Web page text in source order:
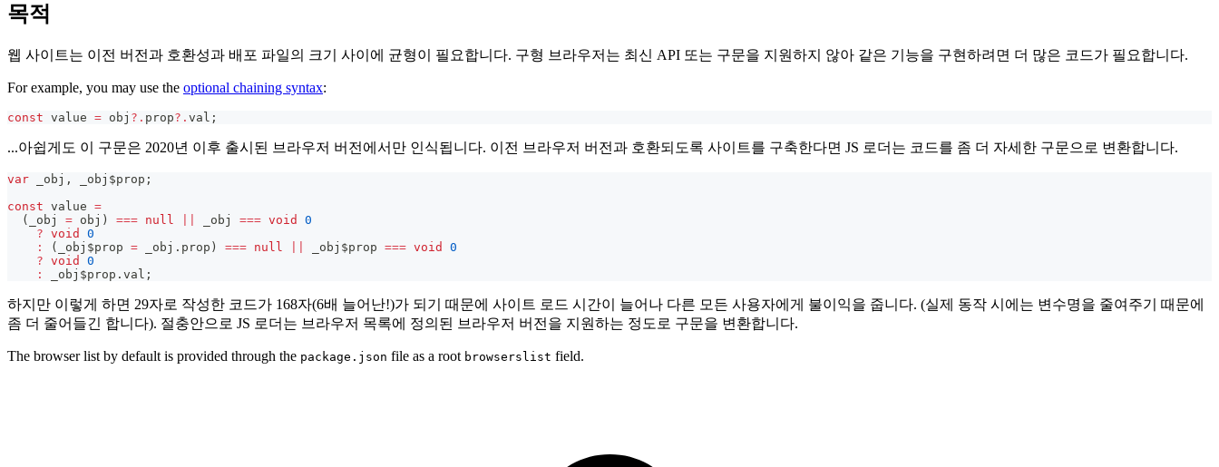
목적
웹 사이트는 이전 버전과 호환성과 배포 파일의 크기 사이에 균형이 필요합니다. 구형 브라우저는 최신 API 또는 구문을 지원하지 않아 같은 기능을 구현하려면 더 많은 코드가 필요합니다.
For example, you may use the optional chaining syntax:
const value = obj ?. prop?. val ;
...아쉽게도 이 구문은 2020년 이후 출시된 브라우저 버전에서만 인식됩니다. 이전 브라우저 버전과 호환되도록 사이트를 구축한다면 JS 로더는 코드를 좀 더 자세한 구문으로 변환합니다.
var _obj , _obj$prop ;
const value =
(
_obj = obj ) === null _obj === void
0
? void
0
:
( _obj$prop = _obj . prop ) === null _obj$prop === void
0
? void
0
:
_obj$prop . val ;
하지만 이렇게 하면 29자로 작성한 코드가 168자(6배 늘어난!)가 되기 때문에 사이트 로드 시간이 늘어나 다른 모든 사용자에게 불이익을 줍니다. (실제 동작 시에는 변수명을 줄여주기 때문에
좀 더 줄어들긴 합니다). 절충안으로 JS 로더는 브라우저 목록에 정의된 브라우저 버전을 지원하는 정도로 구문을 변환합니다.
The browser list by default is provided through the package.json file as a root browserslist field.